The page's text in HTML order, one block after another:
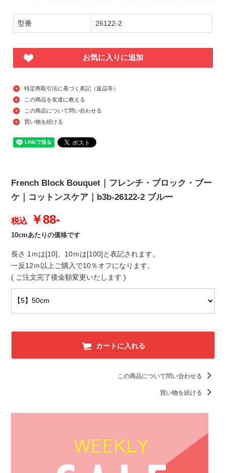
型番 26122-2
お気に入りに追加
特定商取引法に基づく表記（返品等）
この商品を友達に教える
この商品について問い合わせる
買い物を続ける
French Block Bouquet｜フレンチ・ブロック・ブー
ケ｜コットンスケア｜b3b-26122-2 ブルー
税込 ￥88-
10cmあたりの価格です
長さ 1ｍは[10]、10ｍは[100]と表記されます。
一反12ｍ以上ご購入で10％オフになります。
( ご注文完了後金額変更いたします )
カートに入れる
この商品について問い合わせる
買い物を続ける